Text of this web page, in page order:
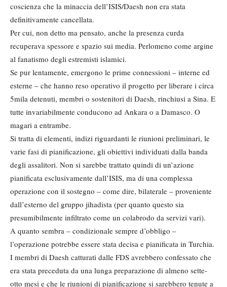
coscienza che la minaccia dell’ISIS/Daesh non era stata
definitivamente cancellata.
Per cui, non detto ma pensato, anche la presenza curda
recuperava spessore e spazio sui media. Perlomeno come argine
al fanatismo degli estremisti islamici.
Se pur lentamente, emergono le prime connessioni – interne ed
esterne – che hanno reso operativo il progetto per liberare i circa
5mila detenuti, membri o sostenitori di Daesh, rinchiusi a Sina. E
tutte invariabilmente conducono ad Ankara o a Damasco. O
magari a entrambe.
Si tratta di elementi, indizi riguardanti le riunioni preliminari, le
varie fasi di pianificazione, gli obiettivi individuati dalla banda
degli assalitori. Non si sarebbe trattato quindi di un’azione
pianificata esclusivamente dall’ISIS, ma di una complessa
operazione con il sostegno – come dire, bilaterale – proveniente
dall’esterno del gruppo jihadista (per quanto questo sia
presumibilmente infiltrato come un colabrodo da servizi vari).
A quanto sembra – condizionale sempre d’obbligo –
l’operazione potrebbe essere stata decisa e pianificata in Turchia.
I membri di Daesh catturati dalle FDS avrebbero confessato che
era stata preceduta da una lunga preparazione di almeno sette-
otto mesi e che le riunioni di pianificazione si sarebbero tenute a